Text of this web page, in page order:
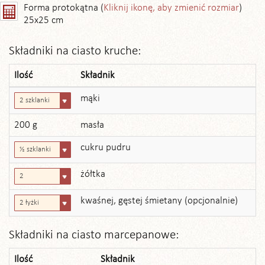
Forma protokątna (Kliknij ikonę, aby zmienić rozmiar)
25x25 cm
Składniki na ciasto kruche:
Ilość Składnik
2 szklanki mąki
200 g masła
½ szklanki cukru pudru
2 żółtka
2 łyżki kwaśnej, gęstej śmietany (opcjonalnie)
Składniki na ciasto marcepanowe:
Ilość Składnik